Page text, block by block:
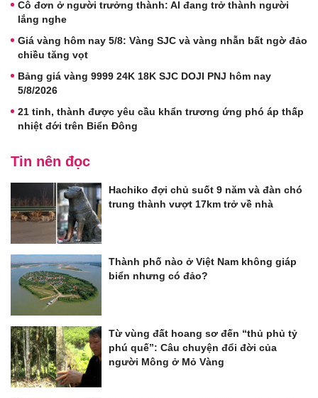
Cô đơn ở người trưởng thành: AI đang trở thành người
lắng nghe
Giá vàng hôm nay 5/8: Vàng SJC và vàng nhẫn bất ngờ đảo
chiều tăng vọt
Bảng giá vàng 9999 24K 18K SJC DOJI PNJ hôm nay
5/8/2026
21 tỉnh, thành được yêu cầu khẩn trương ứng phó áp thấp
nhiệt đới trên Biển Đông
Tin nên đọc
Hachiko đợi chủ suốt 9 năm và đàn chó
trung thành vượt 17km trở về nhà
Thành phố nào ở Việt Nam không giáp
biển nhưng có đảo?
Từ vùng đất hoang sơ đến “thủ phủ tỷ
phú quế”: Câu chuyện đổi đời của
người Mông ở Mỏ Vàng